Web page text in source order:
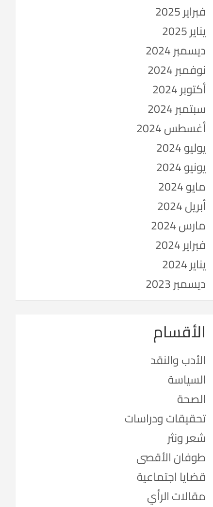
فبراير 2025
يناير 2025
ديسمبر 2024
نوفمبر 2024
أكتوبر 2024
سبتمبر 2024
أغسطس 2024
يوليو 2024
يونيو 2024
مايو 2024
أبريل 2024
مارس 2024
فبراير 2024
يناير 2024
ديسمبر 2023
الأقسام
الأدب والنقد
السياسة
الصحة
تحقيقات ودراسات
شعر ونثر
طوفان الأقصى
قضايا اجتماعية
مقالات الرأي